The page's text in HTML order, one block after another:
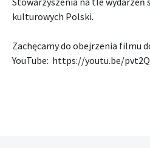
kulturowych Polski.
Zachęcamy do obejrzenia filmu
YouTube: https://youtu.be/